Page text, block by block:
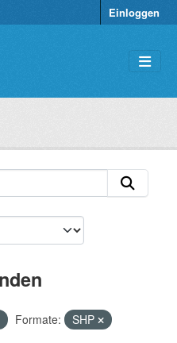
Einloggen
Formate:
SHP